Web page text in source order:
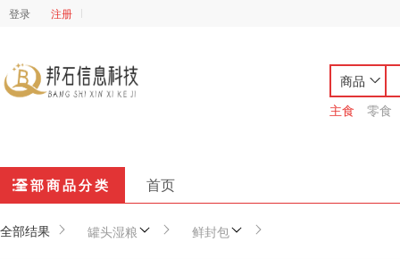
登录 注册
商品
主食
零食
全部商品分类 首页
全部结果 罐头湿粮 鲜封包